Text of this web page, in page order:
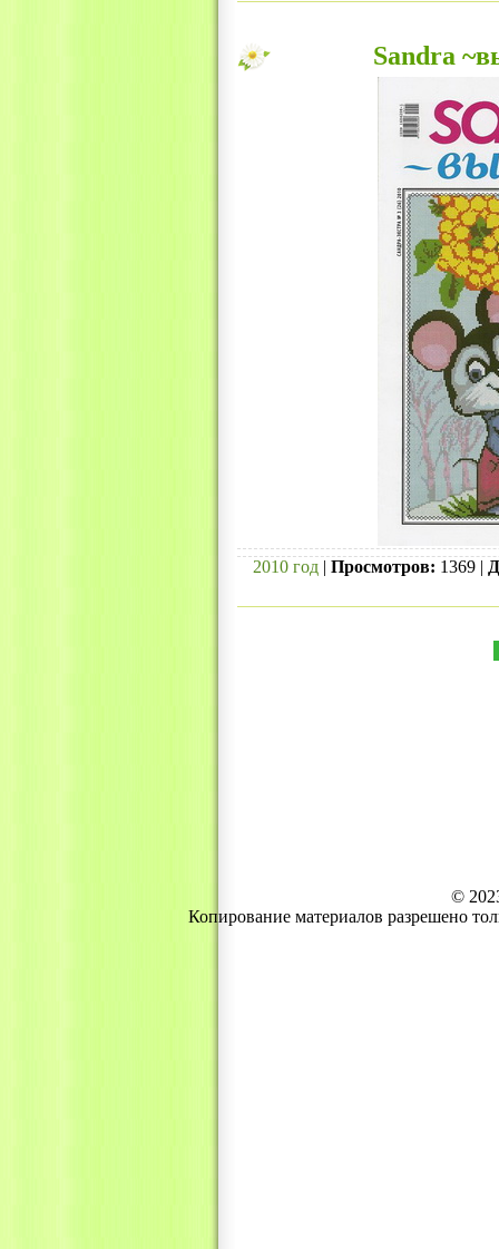
Sandra
2010 год| Просмотров: 1369 |
©
Копирование материалов разрешено